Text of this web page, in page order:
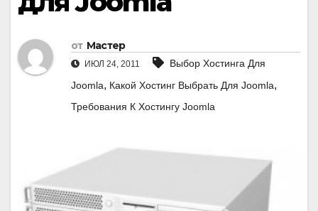
от Мастер
ИЮЛ 24, 2011
Выбор Хостинга Для
Joomla, Какой Хостинг Выбрать Для Joomla,
Требования К Хостингу Joomla